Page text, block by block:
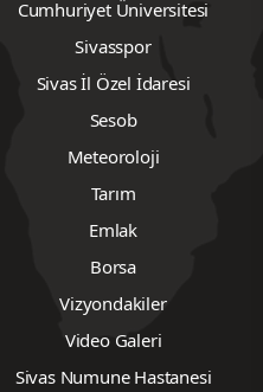
Cumhuriyet Üniversitesi
Sivasspor
Sivas İl Özel İdaresi
Sesob
Meteoroloji
Tarım
Emlak
Borsa
Vizyondakiler
Video Galeri
Sivas Numune Hastanesi